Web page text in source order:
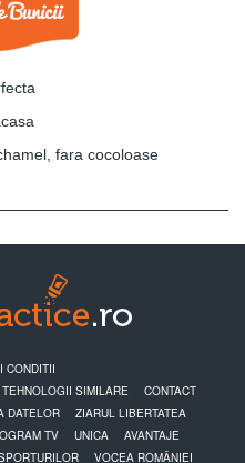
fara cocoloase
CONDITII
SIMILARE
CONTACT
DATELOR
ZIARUL LIBERTATEA
TV UNICA
AVANTAJE
VOCEA ROMÂNIEI